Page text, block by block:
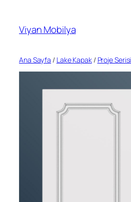
Viyan Mobilya
Ana Sayfa / Lake Kapak/ Proje Serisi